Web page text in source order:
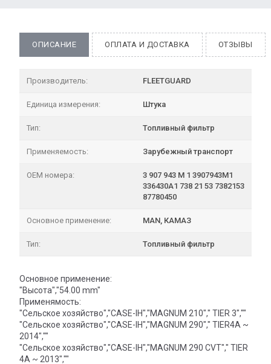
ОПИСАНИЕ ОПЛАТА И ДОСТАВКА ОТЗЫВЫ
Производитель: FLEETGUARD
Единица измерения: Штука
Тип: Топливный фильтр
Применяемость: Зарубежный транспорт
OEM номера:
3 907 943 M 1 3907943M1
336430A1 738 21 53 7382153
87780450
Основное применение: MAN, КАМАЗ
Тип: Топливный фильтр
Основное применение:
"Высота","54.00 mm"
Применямость:
"Сельское хозяйство","CASE-IH","MAGNUM 210"," TIER 3",""
"Сельское хозяйство","CASE-IH","MAGNUM 290"," TIER4A ~
2014",""
"Сельское хозяйство","CASE-IH","MAGNUM 290 CVT"," TIER
4A ~ 2013",""